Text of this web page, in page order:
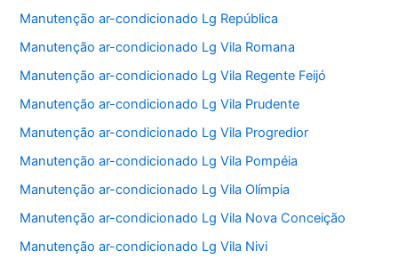
Manutenção ar-condicionado Lg República
Manutenção ar-condicionado Lg Vila Romana
Manutenção ar-condicionado Lg Vila Regente Feijó
Manutenção ar-condicionado Lg Vila Prudente
Manutenção ar-condicionado Lg Vila Progredior
Manutenção ar-condicionado Lg Vila Pompéia
Manutenção ar-condicionado Lg Vila Olímpia
Manutenção ar-condicionado Lg Vila Nova Conceição
Manutenção ar-condicionado Lg Vila Nivi